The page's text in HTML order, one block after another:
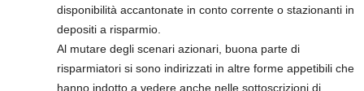
disponibilità accantonate in conto corrente o stazionanti in
depositi a risparmio.
Al mutare degli scenari azionari, buona parte di
risparmiatori si sono indirizzati in altre forme appetibili che
hanno indotto a vedere anche nelle sottoscrizioni di